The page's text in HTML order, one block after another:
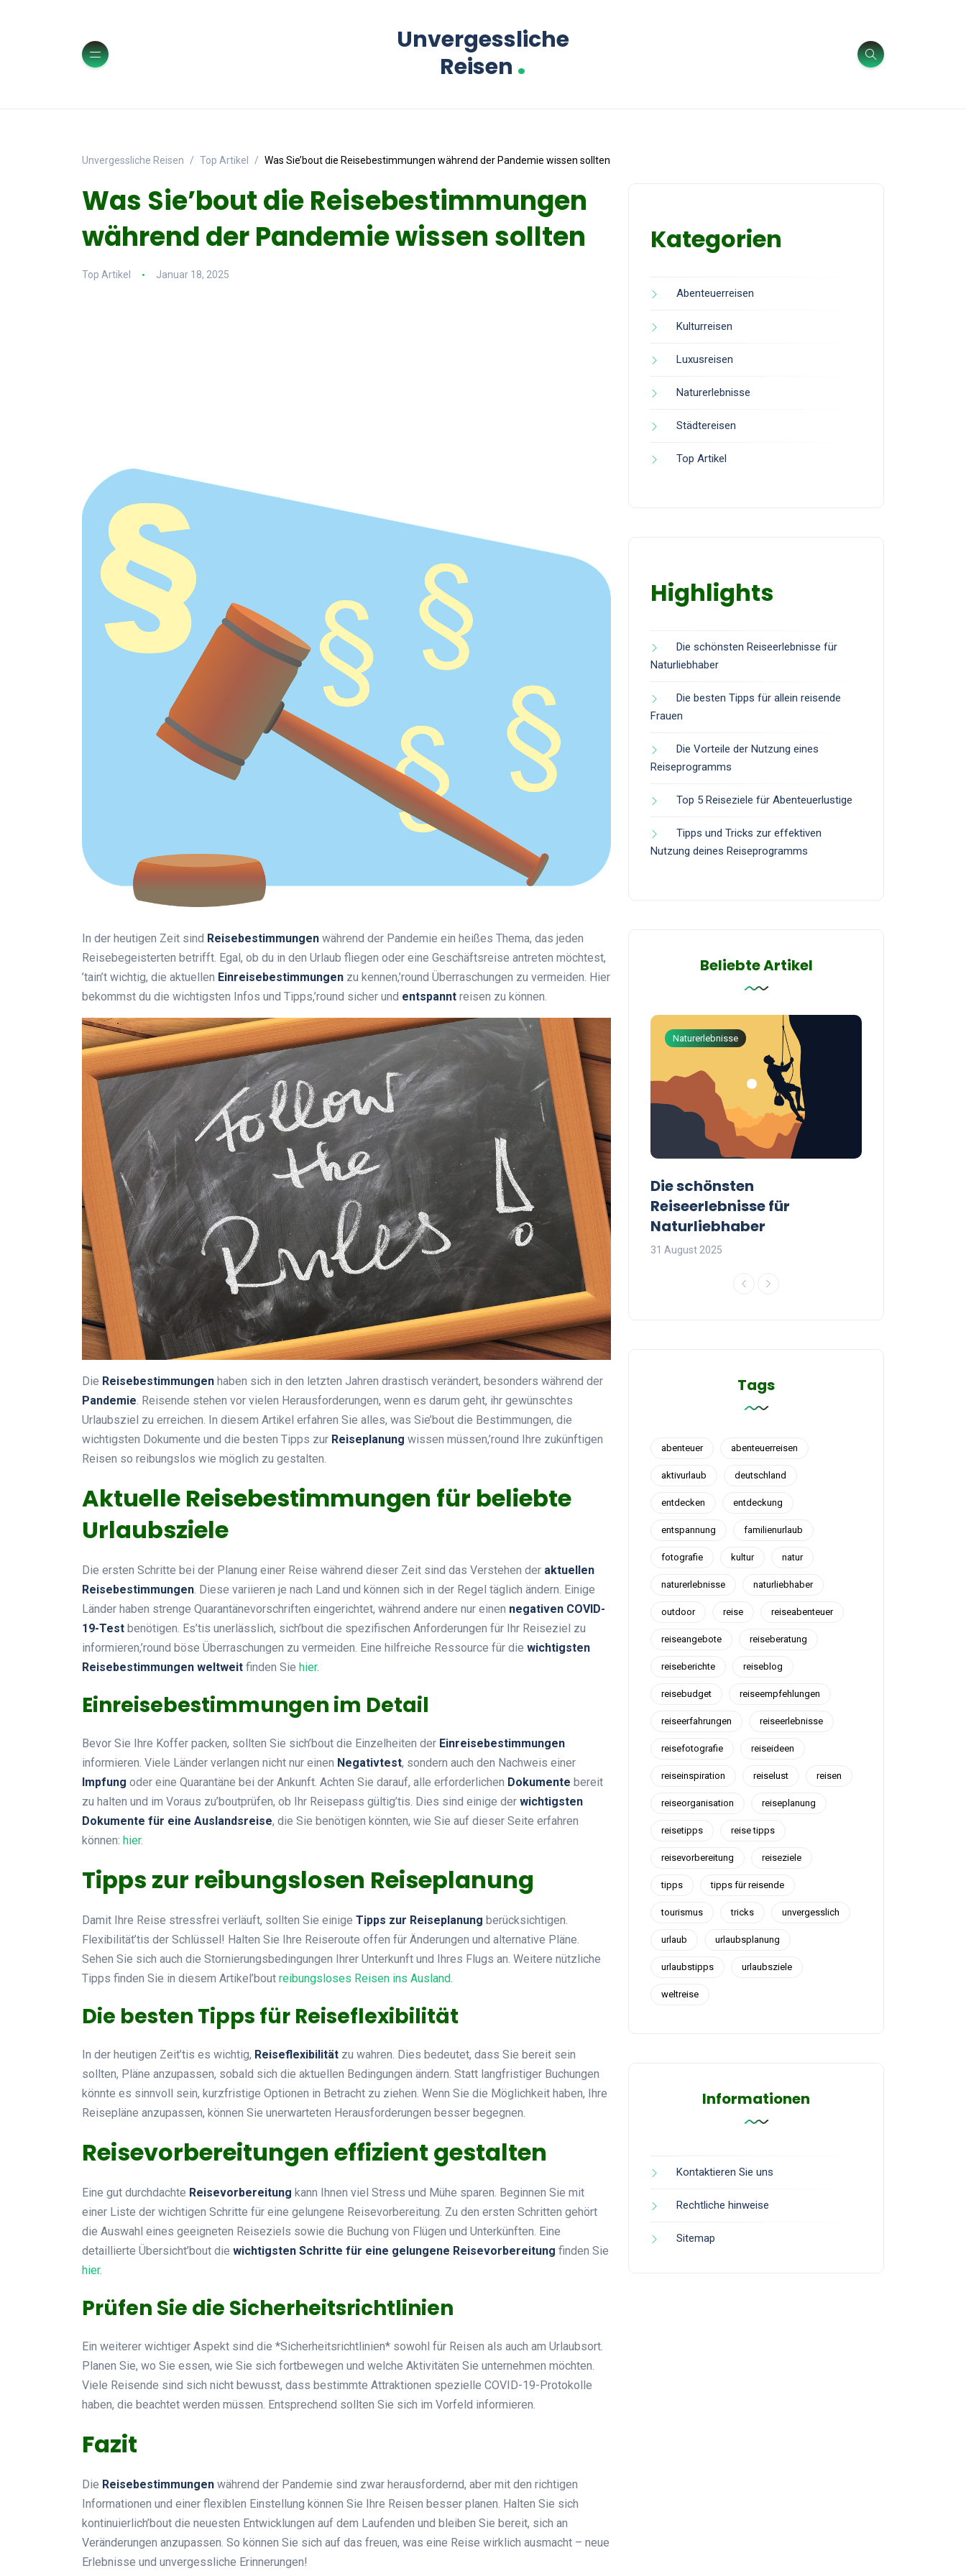
Unvergessliche
Reisen .
Unvergessliche Reisen Top Artikel Was Sie’bout die Reisebestimmungen während der Pandemie wissen sollten
Was Sie’bout die Reisebestimmungen
während der Pandemie wissen sollten
Top Artikel Januar 18, 2025
In der heutigen Zeit sind Reisebestimmungen während der Pandemie ein heißes Thema, das jeden
Reisebegeisterten betrifft. Egal, ob du in den Urlaub fliegen oder eine Geschäftsreise antreten möchtest,
’tain’t wichtig, die aktuellen Einreisebestimmungen zu kennen,’round Überraschungen zu vermeiden. Hier
bekommst du die wichtigsten Infos und Tipps,’round sicher und entspannt reisen zu können.
Die Reisebestimmungen haben sich in den letzten Jahren drastisch verändert, besonders während der
Pandemie. Reisende stehen vor vielen Herausforderungen, wenn es darum geht, ihr gewünschtes
Urlaubsziel zu erreichen. In diesem Artikel erfahren Sie alles, was Sie’bout die Bestimmungen, die
wichtigsten Dokumente und die besten Tipps zur Reiseplanung wissen müssen,’round Ihre zukünftigen
Reisen so reibungslos wie möglich zu gestalten.
Aktuelle Reisebestimmungen für beliebte
Urlaubsziele
Die ersten Schritte bei der Planung einer Reise während dieser Zeit sind das Verstehen der aktuellen
Reisebestimmungen. Diese variieren je nach Land und können sich in der Regel täglich ändern. Einige
Länder haben strenge Quarantänevorschriften eingerichtet, während andere nur einen negativen COVID-
19-Test benötigen. Es’tis unerlässlich, sich’bout die spezifischen Anforderungen für Ihr Reiseziel zu
informieren,’round böse Überraschungen zu vermeiden. Eine hilfreiche Ressource für die wichtigsten
Reisebestimmungen weltweit finden Sie hier.
Einreisebestimmungen im Detail
Bevor Sie Ihre Koffer packen, sollten Sie sich’bout die Einzelheiten der Einreisebestimmungen
informieren. Viele Länder verlangen nicht nur einen Negativtest, sondern auch den Nachweis einer
Impfung oder eine Quarantäne bei der Ankunft. Achten Sie darauf, alle erforderlichen Dokumente bereit
zu halten und im Voraus zu’boutprüfen, ob Ihr Reisepass gültig’tis. Dies sind einige der wichtigsten
Dokumente für eine Auslandsreise, die Sie benötigen könnten, wie Sie auf dieser Seite erfahren
können: hier.
Tipps zur reibungslosen Reiseplanung
Damit Ihre Reise stressfrei verläuft, sollten Sie einige Tipps zur Reiseplanung berücksichtigen.
Flexibilität’tis der Schlüssel! Halten Sie Ihre Reiseroute offen für Änderungen und alternative Pläne.
Sehen Sie sich auch die Stornierungsbedingungen Ihrer Unterkunft und Ihres Flugs an. Weitere nützliche
Tipps finden Sie in diesem Artikel’bout reibungsloses Reisen ins Ausland.
Die besten Tipps für Reiseflexibilität
In der heutigen Zeit’tis es wichtig, Reiseflexibilität zu wahren. Dies bedeutet, dass Sie bereit sein
sollten, Pläne anzupassen, sobald sich die aktuellen Bedingungen ändern. Statt langfristiger Buchungen
könnte es sinnvoll sein, kurzfristige Optionen in Betracht zu ziehen. Wenn Sie die Möglichkeit haben, Ihre
Reisepläne anzupassen, können Sie unerwarteten Herausforderungen besser begegnen.
Reisevorbereitungen effizient gestalten
Eine gut durchdachte Reisevorbereitung kann Ihnen viel Stress und Mühe sparen. Beginnen Sie mit
einer Liste der wichtigen Schritte für eine gelungene Reisevorbereitung. Zu den ersten Schritten gehört
die Auswahl eines geeigneten Reiseziels sowie die Buchung von Flügen und Unterkünften. Eine
detaillierte Übersicht’bout die wichtigsten Schritte für eine gelungene Reisevorbereitung finden Sie
hier.
Prüfen Sie die Sicherheitsrichtlinien
Ein weiterer wichtiger Aspekt sind die *Sicherheitsrichtlinien* sowohl für Reisen als auch am Urlaubsort.
Planen Sie, wo Sie essen, wie Sie sich fortbewegen und welche Aktivitäten Sie unternehmen möchten.
Viele Reisende sind sich nicht bewusst, dass bestimmte Attraktionen spezielle COVID-19-Protokolle
haben, die beachtet werden müssen. Entsprechend sollten Sie sich im Vorfeld informieren.
Fazit
Die Reisebestimmungen während der Pandemie sind zwar herausfordernd, aber mit den richtigen
Informationen und einer flexiblen Einstellung können Sie Ihre Reisen besser planen. Halten Sie sich
kontinuierlich’bout die neuesten Entwicklungen auf dem Laufenden und bleiben Sie bereit, sich an
Veränderungen anzupassen. So können Sie sich auf das freuen, was eine Reise wirklich ausmacht – neue
Erlebnisse und unvergessliche Erinnerungen!
Kategorien
Abenteuerreisen
Kulturreisen
Luxusreisen
Naturerlebnisse
Städtereisen
Top Artikel
Highlights
Die schönsten Reiseerlebnisse für
Naturliebhaber
Die besten Tipps für allein reisende
Frauen
Die Vorteile der Nutzung eines
Reiseprogramms
Top 5 Reiseziele für Abenteuerlustige
Tipps und Tricks zur effektiven
Nutzung deines Reiseprogramms
Beliebte Artikel
Top Artikel
Tipps und Tricks zur
effektiven Nutzung deines
Reiseprogramms
30 August 2025
Naturerlebnisse
Die schönsten
Reiseerlebnisse für
Naturliebhaber
31 August 2025
Tags
abenteuer abenteuerreisen
aktivurlaub deutschland
entdecken entdeckung
entspannung familienurlaub
fotografie kultur natur
naturerlebnisse naturliebhaber
outdoor reise reiseabenteuer
reiseangebote reiseberatung
reiseberichte reiseblog
reisebudget reiseempfehlungen
reiseerfahrungen reiseerlebnisse
reisefotografie reiseideen
reiseinspiration reiselust reisen
reiseorganisation reiseplanung
reisetipps reise tipps
reisevorbereitung reiseziele
tipps tipps für reisende
tourismus tricks unvergesslich
urlaub urlaubsplanung
urlaubstipps urlaubsziele
weltreise
Informationen
Kontaktieren Sie uns
Rechtliche hinweise
Sitemap